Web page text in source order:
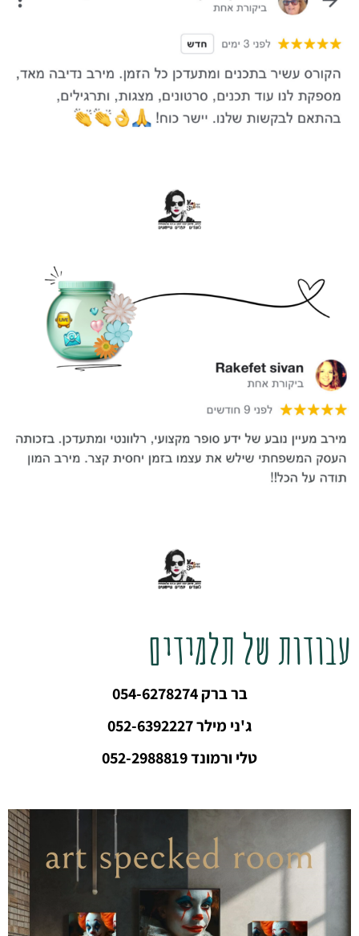
עבודות של תלמידים
בר ברק 054-6278274
ג'ני מילר 052-6392227
טלי ורמונד 052-2988819